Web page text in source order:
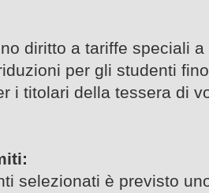
diritto a tariffe speciali
per gli studenti
i titolari della tessera di
selezionati è previsto